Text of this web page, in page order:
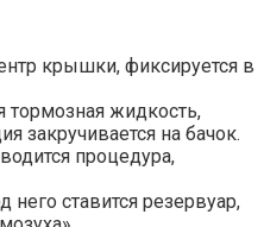
крышки, фиксируется в
тормозная жидкость,
закручивается на бачок.
процедура,
него ставится резервуар,